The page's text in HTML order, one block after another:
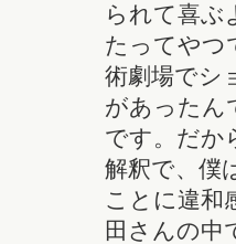
られて喜ぶ
たってやつ
術劇場でシ
があったん
です。だか
解釈で、僕
ことに違和
田さんの中